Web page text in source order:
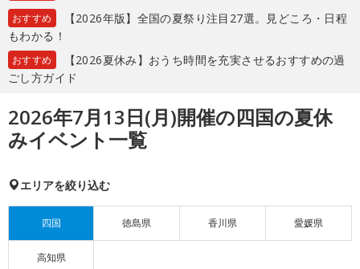
おすすめ
【2026年版】全国の夏祭り注目27選。見どころ・日程
もわかる！
おすすめ
【2026夏休み】おうち時間を充実させるおすすめの過
ごし方ガイド
2026年7月13日(月)開催の四国の夏休
みイベント一覧
エリアを絞り込む
四国 徳島県 香川県 愛媛県
高知県